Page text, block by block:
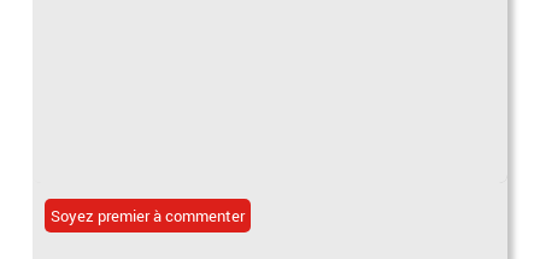
Soyez premier à commenter